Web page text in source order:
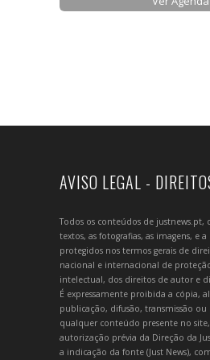
AVISO LEGAL -
Todos os conteúdos de justnews.pt,
textos, as fotografias, as imagens, e
protegidos nos termos gerais de
nacional e internacional de
intelectual, dos direitos de autor e
É expressamente proibida a cópia,
publicação, difusão, transmissão
qualquer conteúdo presente no
autorização prévia da Direção da
a indicação da fonte (Just News),